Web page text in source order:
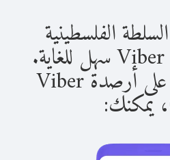
الفلسطينية
بمجرد حصولك على أرصدة Viber